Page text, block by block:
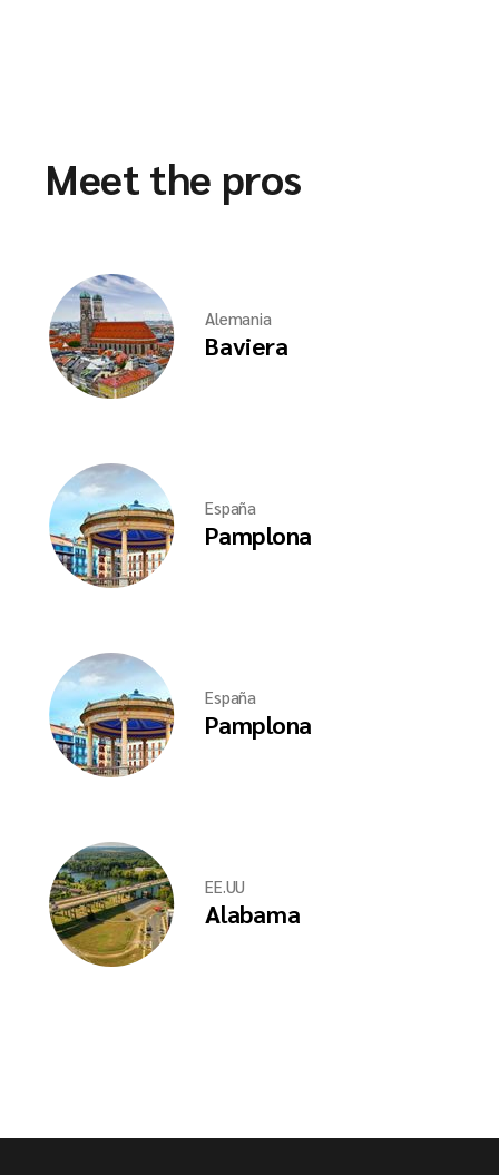
Meet the pros
Alemania
Baviera
España
Pamplona
España
Pamplona
EE.UU
Alabama